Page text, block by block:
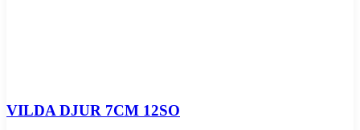
VILDA DJUR 7CM 12SO